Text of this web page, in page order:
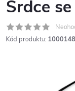
Srdce
Kód produktu: 1000148